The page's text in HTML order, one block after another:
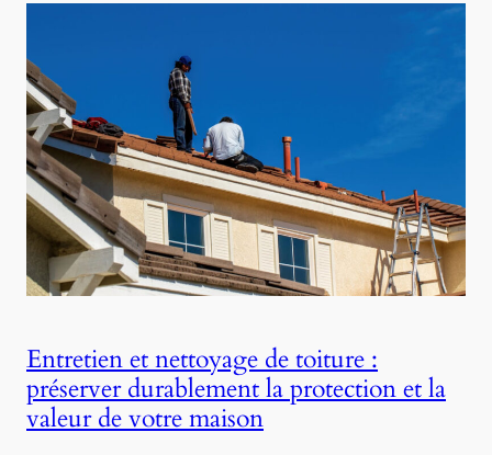
Entretien et nettoyage de toiture :
préserver durablement la protection et la
valeur de votre maison